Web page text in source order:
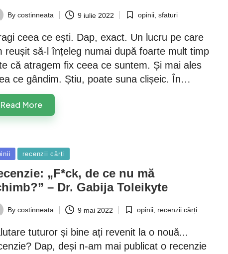
By costinneata 9 iulie 2022
Postedopinii ,sfaturi
ceea ce ești. Dap, exact. Un lucru pe care
reușit să-l înțeleg numai după foarte mult timp
că atragem fix ceea ce suntem. Și mai ales
ce gândim. Știu, poate suna clișeic. În…
Read More
recenzii cărți
„F*ck, de ce nu mă
– Dr. Gabija Toleikyte
By costinneata 9 mai 2022
Postedopinii recenzii cărți
tuturor și bine ați revenit la o nouă...
Dap, deși n-am mai publicat o recenzie